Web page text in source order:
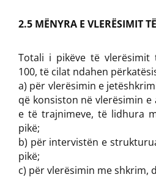
2.5 MËNYRA E VLERËSIMIT
Totali i pikëve të vlerësimit
100, të cilat ndahen
a) për vlerësimin e
që konsiston në vlerësimin
e të trajnimeve, të lidhura
pikë;
b) për intervistën e
pikë;
c) për vlerësimin me shkrim,